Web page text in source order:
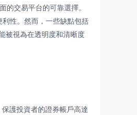
交易平台的可靠選擇。
性。然而，一些缺點包括
被視為在透明度和清晰度
護投資者的證券帳戶高達